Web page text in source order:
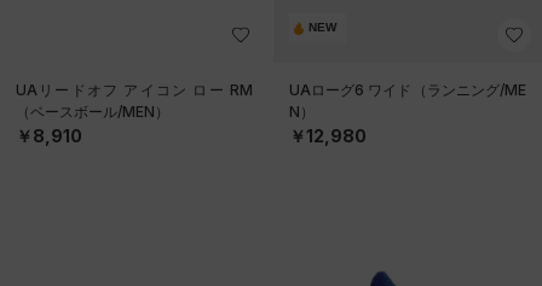
UAリードオフ アイコン ロー RM
（ベースボール/MEN）
￥8,910
NEW
UAローグ6 ワイド（ランニング/ME
N）
￥12,980